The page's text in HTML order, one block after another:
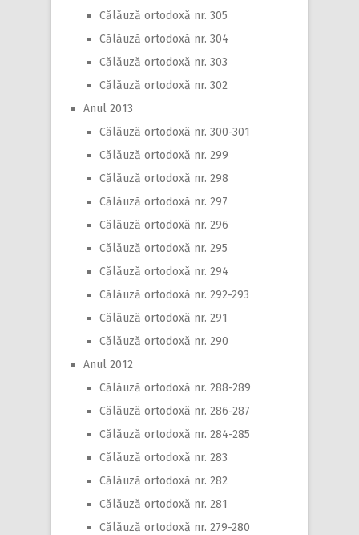
Călăuză ortodoxă nr. 305
Călăuză ortodoxă nr. 304
Călăuză ortodoxă nr. 303
Călăuză ortodoxă nr. 302
Anul 2013
Călăuză ortodoxă nr. 300-301
Călăuză ortodoxă nr. 299
Călăuză ortodoxă nr. 298
Călăuză ortodoxă nr. 297
Călăuză ortodoxă nr. 296
Călăuză ortodoxă nr. 295
Călăuză ortodoxă nr. 294
Călăuză ortodoxă nr. 292-293
Călăuză ortodoxă nr. 291
Călăuză ortodoxă nr. 290
Anul 2012
Călăuză ortodoxă nr. 288-289
Călăuză ortodoxă nr. 286-287
Călăuză ortodoxă nr. 284-285
Călăuză ortodoxă nr. 283
Călăuză ortodoxă nr. 282
Călăuză ortodoxă nr. 281
Călăuză ortodoxă nr. 279-280